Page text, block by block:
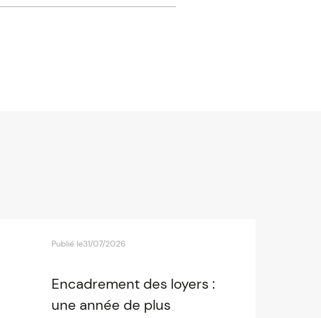
Publié le31/07/2026
Encadrement des loyers :
une année de plus